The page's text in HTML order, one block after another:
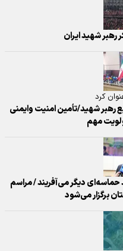
رهبر شهید ایران
کرد
رهبر شهید/تأمین امنیت وایمنی
حماسه‌ای دیگر می‌آفریند / مراسم
برگزار می‌شود